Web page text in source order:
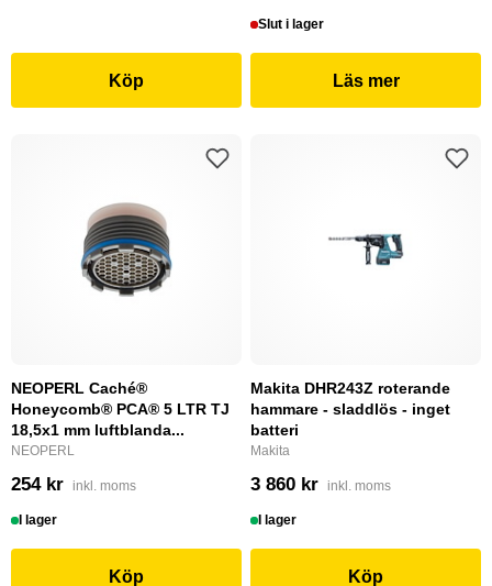
Köp
Slut i lager
Läs mer
NEOPERL Caché®
Honeycomb® PCA® 5 LTR TJ
18,5x1 mm luftblanda...
NEOPERL
254 kr inkl. moms
I lager
Köp
Makita DHR243Z roterande
hammare - sladdlös - inget
batteri
Makita
3 860 kr inkl. moms
I lager
Köp